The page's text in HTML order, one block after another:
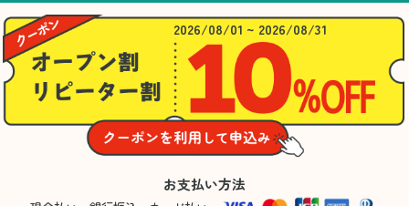
2026/08/01 ~ 2026/08/31
お支払い方法